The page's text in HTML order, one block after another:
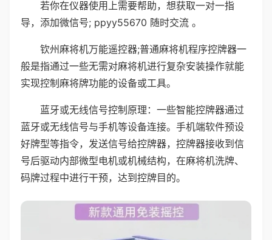
若你在仪器使用上需要帮助，想获取一对一指
导，添加微信号; ppyy55670 随时交流 。
钦州麻将机万能遥控器;普通麻将机程序控牌器一
般是指通过一些无需对麻将机进行复杂安装操作就能
实现控制麻将牌功能的设备或工具。
蓝牙或无线信号控制原理：一些智能控牌器通过
蓝牙或无线信号与手机等设备连接。手机端软件预设
好牌型等指令，发送信号给控牌器，控牌器接收到信
号后驱动内部微型电机或机械结构，在麻将机洗牌、
码牌过程中进行干预，达到控牌目的。